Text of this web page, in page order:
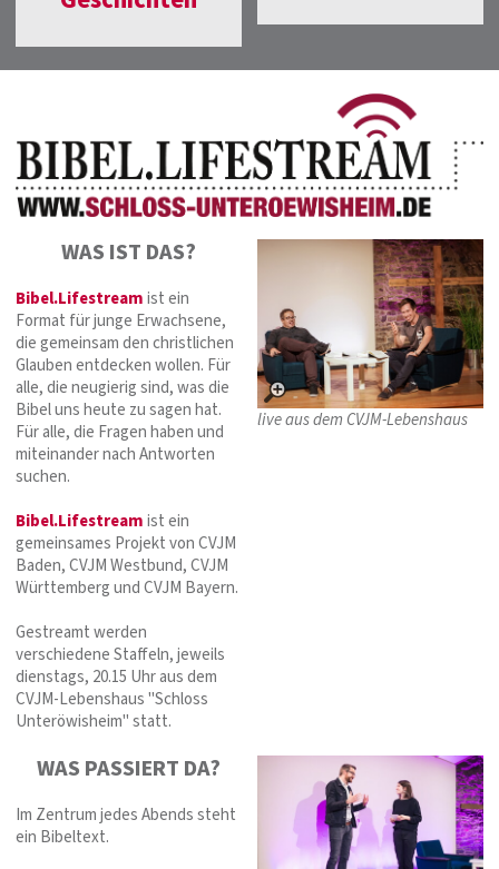
WAS IST DAS?
Bibel.Lifestreamist ein
Format für junge Erwachsene,
die gemeinsam den christlichen
Glauben entdecken wollen. Für
alle, die neugierig sind, was die
Bibel uns heute zu sagen hat.
Für alle, die Fragen haben und
miteinander nach Antworten
suchen.
Bibel.Lifestreamist ein
gemeinsames Projekt von CVJM
Baden, CVJM Westbund, CVJM
Württemberg und CVJM Bayern.
Gestreamt werden
verschiedene Staffeln, jeweils
dienstags, 20.15 Uhr aus dem
CVJM-Lebenshaus "Schloss
Unteröwisheim" statt.
live aus dem CVJM-Lebenshaus
WAS PASSIERT DA?
Im Zentrum jedes Abends steht
ein Bibeltext.